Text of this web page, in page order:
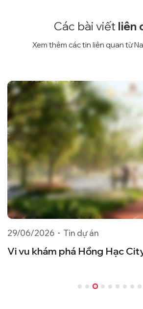
Các bài viết liên
Xem thêm các tin liên quan từ
29/06/2026 Tin dự án
Vi vu khám phá Hồng Hạc